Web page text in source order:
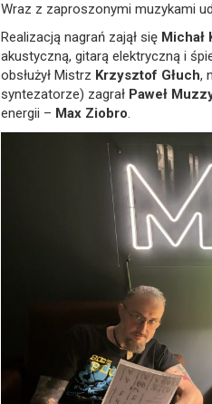
Wraz z zaproszonymi muzykami
Realizacją nagrań zajął się Michał
akustyczną, gitarą elektryczną i
obsłużył Mistrz Krzysztof Głuch,
syntezatorze) zagrał Paweł
energii – Max Ziobro.